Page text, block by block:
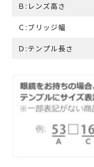
Ｂ:レンズ高さ
Ｃ:ブリッジ幅
Ｄ:テンプル長さ